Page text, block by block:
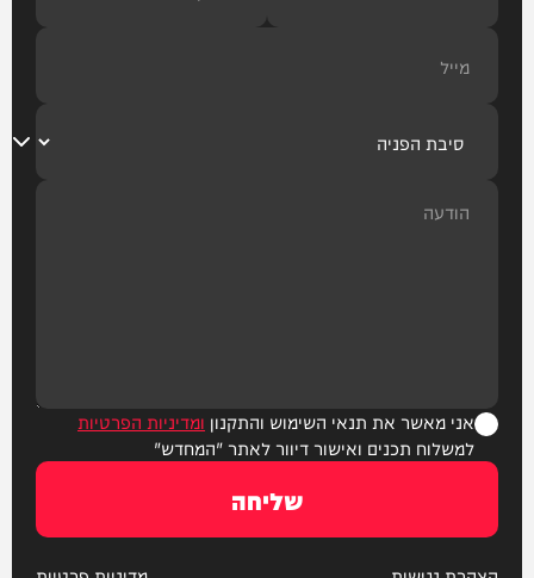
אני מאשר את תנאי השימוש והתקנון ומדיניות הפרטיות
למשלוח תכנים ואישור דיוור לאתר "המחדש"
שליחה